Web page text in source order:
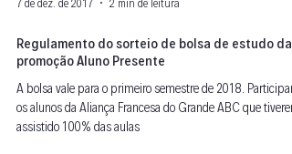
7 de dez. de 2017 2 min de leitura
Regulamento do sorteio de bolsa de estudo da
promoção Aluno Presente
A bolsa vale para o primeiro semestre de 2018.